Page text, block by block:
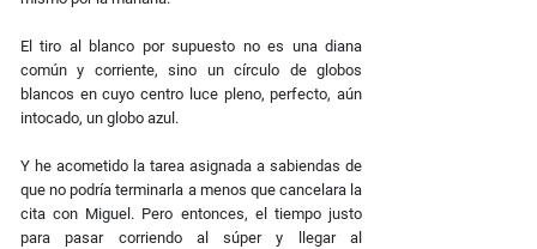
El tiro al blanco por supuesto no es una diana
común y corriente, sino un círculo de globos
blancos en cuyo centro luce pleno, perfecto, aún
intocado, un globo azul.
Y he acometido la tarea asignada a sabiendas de
que no podría terminarla a menos que cancelara la
cita con Miguel. Pero entonces, el tiempo justo
para pasar corriendo al súper y llegar al